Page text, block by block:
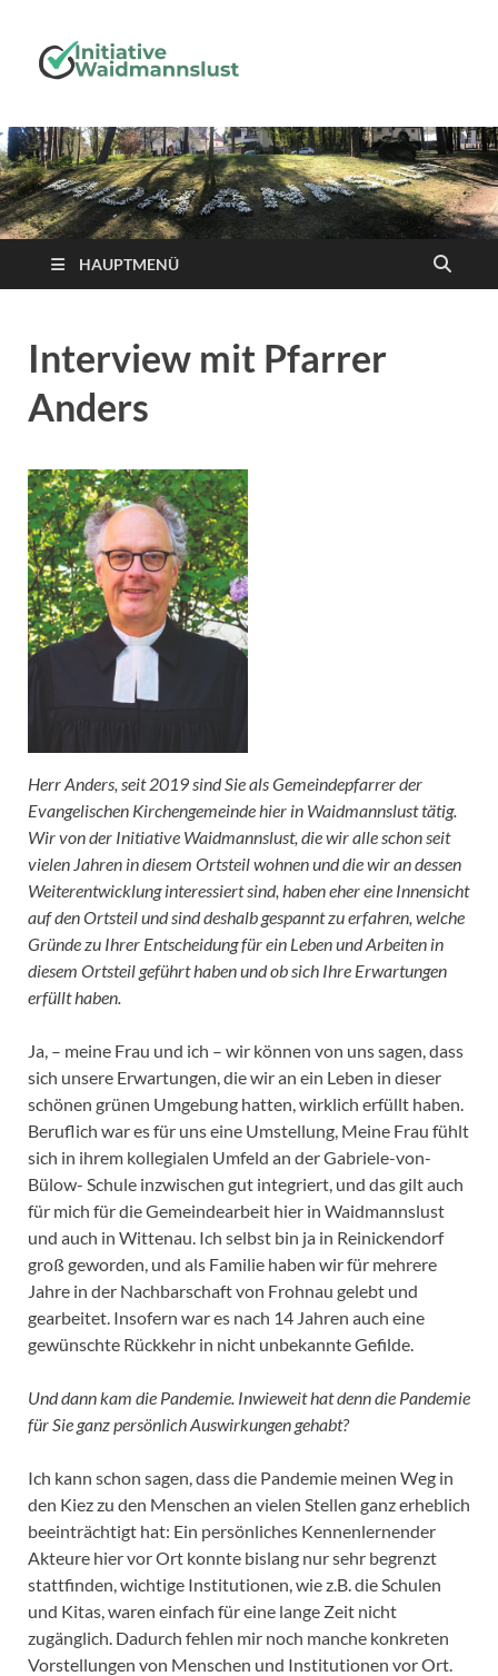
HAUPTMENÜ
Interview mit Pfarrer
Anders
Herr Anders, seit 2019 sind Sie als Gemeindepfarrer der
Evangelischen Kirchengemeinde hier in Waidmannslust tätig.
Wir von der Initiative Waidmannslust, die wir alle schon seit
vielen Jahren in diesem Ortsteil wohnen und die wir an dessen
Weiterentwicklung interessiert sind, haben eher eine Innensicht
auf den Ortsteil und sind deshalb gespannt zu erfahren, welche
Gründe zu Ihrer Entscheidung für ein Leben und Arbeiten in
diesem Ortsteil geführt haben und ob sich Ihre Erwartungen
erfüllt haben.
Ja, – meine Frau und ich – wir können von uns sagen, dass
sich unsere Erwartungen, die wir an ein Leben in dieser
schönen grünen Umgebung hatten, wirklich erfüllt haben.
Beruflich war es für uns eine Umstellung, Meine Frau fühlt
sich in ihrem kollegialen Umfeld an der Gabriele-von-
Bülow- Schule inzwischen gut integriert, und das gilt auch
für mich für die Gemeindearbeit hier in Waidmannslust
und auch in Wittenau. Ich selbst bin ja in Reinickendorf
groß geworden, und als Familie haben wir für mehrere
Jahre in der Nachbarschaft von Frohnau gelebt und
gearbeitet. Insofern war es nach 14 Jahren auch eine
gewünschte Rückkehr in nicht unbekannte Gefilde.
Und dann kam die Pandemie. Inwieweit hat denn die Pandemie
für Sie ganz persönlich Auswirkungen gehabt?
Ich kann schon sagen, dass die Pandemie meinen Weg in
den Kiez zu den Menschen an vielen Stellen ganz erheblich
beeinträchtigt hat: Ein persönliches Kennenlernender
Akteure hier vor Ort konnte bislang nur sehr begrenzt
stattfinden, wichtige Institutionen, wie z.B. die Schulen
und Kitas, waren einfach für eine lange Zeit nicht
zugänglich. Dadurch fehlen mir noch manche konkreten
Vorstellungen von Menschen und Institutionen vor Ort.